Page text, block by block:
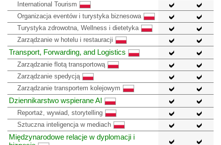
International Tourism
Organizacja eventów i turystyka biznesowa
Turystyka zdrowotna, Wellness i dietetyka
Zarządzanie w hotelu i restauracji
Transport, Forwarding, and Logistics
Zarządzanie flotą transportową
Zarządzanie spedycją
Zarządzanie transportem kolejowym
Dziennikarstwo wspierane AI
Reportaż, wywiad, storytelling
Sztuczna inteligencja w mediach
Międzynarodowe relacje w dyplomacji i